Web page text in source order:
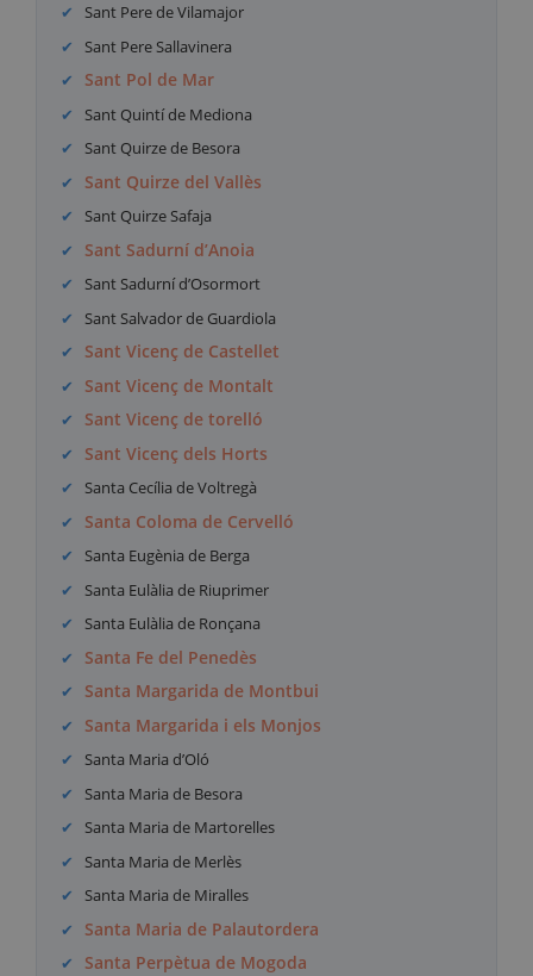
Sant Pere de Vilamajor
Sant Pere Sallavinera
Sant Pol de Mar
Sant Quintí de Mediona
Sant Quirze de Besora
Sant Quirze del Vallès
Sant Quirze Safaja
Sant Sadurní d’Anoia
Sant Sadurní d’Osormort
Sant Salvador de Guardiola
Sant Vicenç de Castellet
Sant Vicenç de Montalt
Sant Vicenç de torelló
Sant Vicenç dels Horts
Santa Cecília de Voltregà
Santa Coloma de Cervelló
Santa Eugènia de Berga
Santa Eulàlia de Riuprimer
Santa Eulàlia de Ronçana
Santa Fe del Penedès
Santa Margarida de Montbui
Santa Margarida i els Monjos
Santa Maria d’Oló
Santa Maria de Besora
Santa Maria de Martorelles
Santa Maria de Merlès
Santa Maria de Miralles
Santa Maria de Palautordera
Santa Perpètua de Mogoda